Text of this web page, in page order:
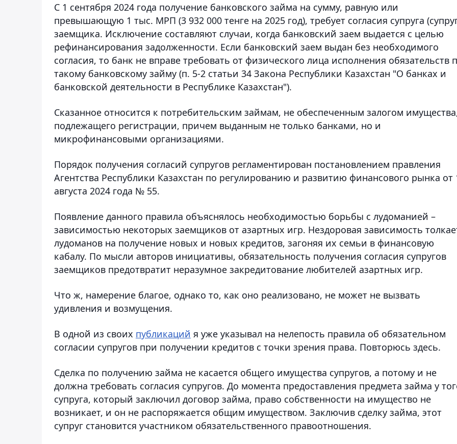
С 1 сентября 2024 года получение банковского займа на сумму, равную или
превышающую 1 тыс. МРП (3 932 000 тенге на 2025 год), требует согласия супруга
заемщика. Исключение составляют случаи, когда банковский заем выдается с целью
рефинансирования задолженности. Если банковский заем выдан без необходимого
согласия, то банк не вправе требовать от физического лица исполнения обязательств
такому банковскому займу (п. 5-2 статьи 34 Закона Республики Казахстан "О банках и
банковской деятельности в Республике Казахстан").
Сказанное относится к потребительским займам, не обеспеченным залогом
подлежащего регистрации, причем выданным не только банками, но и
микрофинансовыми организациями.
Порядок получения согласий супругов регламентирован постановлением правления
Агентства Республики Казахстан по регулированию и развитию финансового рынка от
августа 2024 года № 55.
Появление данного правила объяснялось необходимостью борьбы с лудоманией –
зависимостью некоторых заемщиков от азартных игр. Нездоровая зависимость
лудоманов на получение новых и новых кредитов, загоняя их семьи в финансовую
кабалу. По мысли авторов инициативы, обязательность получения согласия супругов
заемщиков предотвратит неразумное закредитование любителей азартных игр.
Что ж, намерение благое, однако то, как оно реализовано, не может не вызвать
удивления и возмущения.
В одной из своих публикаций я уже указывал на нелепость правила об обязательном
согласии супругов при получении кредитов с точки зрения права. Повторюсь здесь.
Сделка по получению займа не касается общего имущества супругов, а потому и не
должна требовать согласия супругов. До момента предоставления предмета займа у
супруга, который заключил договор займа, право собственности на имущество не
возникает, и он не распоряжается общим имуществом. Заключив сделку займа, этот
супруг становится участником обязательственного правоотношения.